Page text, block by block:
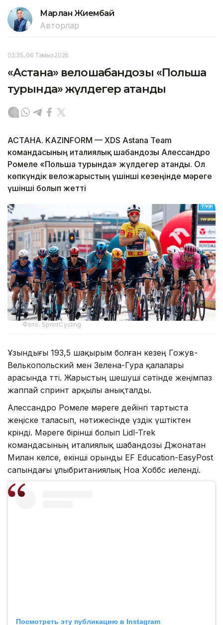
Марлан Жиембай
Авторлар
02:35, 06 Тамыз 2026
«Астана» велошабандозы «Польша
турында» жүлдегер атанды
АСТАНА. KAZINFORM — XDS Astana Team
командасының италиялық шабандозы Алессандро
Ромеле «Польша турында» жүлдегер атанды. Ол
көпкүндік веложарыстың үшінші кезеңінде мәреге
үшінші болып жетті
Фото: SprintCycling
Ұзындығы 193,5 шақырым болған кезең Гожув-
Велькопольский мен Зелена-Гура қалалары
арасында өтті. Жарыстың шешуші сәтінде жеңімпаз
жаппай спринт арқылы анықталды.
Алессандро Ромеле мәреге дейінгі тартыста
жеңіске таласып, нәтижесінде үздік үштіктен
көрінді. Мәреге бірінші болып Lidl-Trek
командасының италиялық шабандозы Джонатан
Милан келсе, екінші орынды EF Education-EasyPost
сапындағы ұлыбританиялық Ноа Хоббс иеленді.
Посмотреть эту публикацию в Instagram